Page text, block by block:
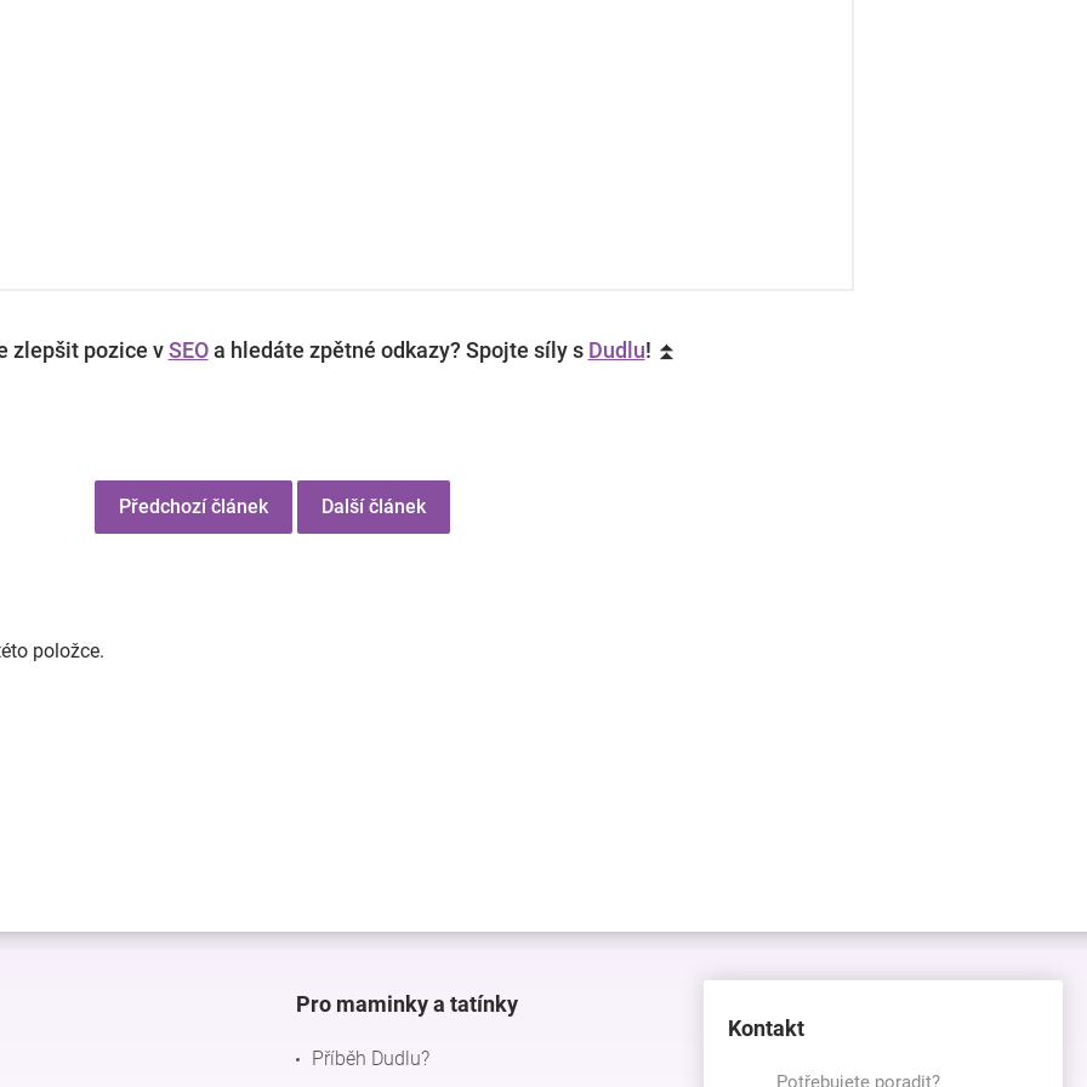
zlepšit pozice vSEOa hledáte zpětné odkazy? Spojte síly s Dudlu! ⏫
Předchozí článek Další článek
položce.
Pro maminky a tatínky
Příběh Dudlu?
Kontakt
Potřebujete poradit?